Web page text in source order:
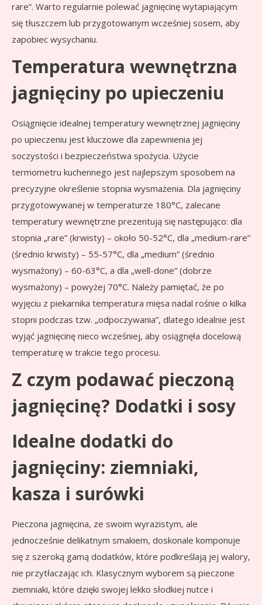
rare”. Warto regularnie polewać jagnięcinę wytapiającym
się tłuszczem lub przygotowanym wcześniej sosem, aby
zapobiec wysychaniu.
Temperatura wewnętrzna
jagnięciny po upieczeniu
Osiągnięcie idealnej temperatury wewnętrznej jagnięciny
po upieczeniu jest kluczowe dla zapewnienia jej
soczystości i bezpieczeństwa spożycia. Użycie
termometru kuchennego jest najlepszym sposobem na
precyzyjne określenie stopnia wysmażenia. Dla jagnięciny
przygotowywanej w temperaturze 180°C, zalecane
temperatury wewnętrzne prezentują się następująco: dla
stopnia „rare” (krwisty) – około 50-52°C, dla „medium-rare”
(średnio krwisty) – 55-57°C, dla „medium” (średnio
wysmażony) – 60-63°C, a dla „well-done” (dobrze
wysmażony) – powyżej 70°C. Należy pamiętać, że po
wyjęciu z piekarnika temperatura mięsa nadal rośnie o kilka
stopni podczas tzw. „odpoczywania”, dlatego idealnie jest
wyjąć jagnięcinę nieco wcześniej, aby osiągnęła docelową
temperaturę w trakcie tego procesu.
Z czym podawać pieczoną
jagnięcinę? Dodatki i sosy
Idealne dodatki do
jagnięciny: ziemniaki,
kasza i surówki
Pieczona jagnięcina, ze swoim wyrazistym, ale
jednocześnie delikatnym smakiem, doskonale komponuje
się z szeroką gamą dodatków, które podkreślają jej walory,
nie przytłaczając ich. Klasycznym wyborem są pieczone
ziemniaki, które dzięki swojej lekko słodkiej nutce i